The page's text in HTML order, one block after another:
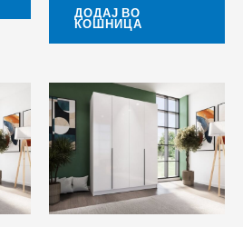
ДОДАЈ ВО
КОШНИЦА